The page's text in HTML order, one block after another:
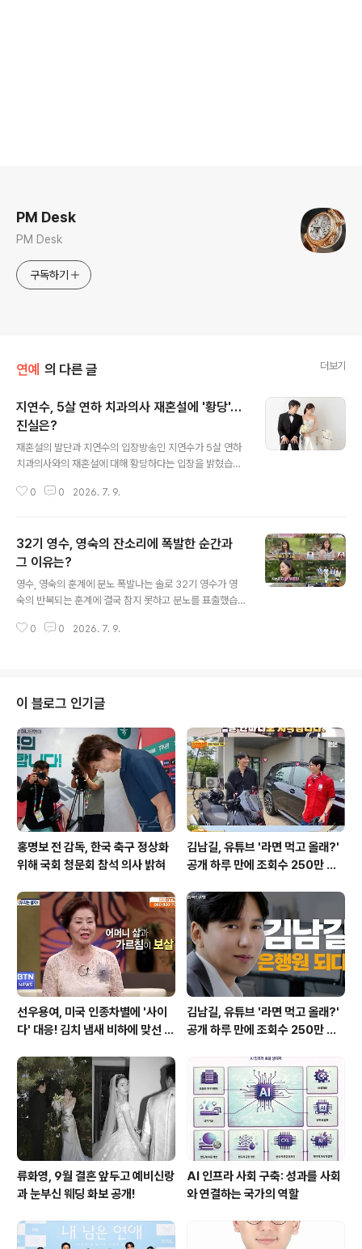
PM Desk
PM Desk
구독하기
연예 의 다른 글 더보기
지연수, 5살 연하 치과의사 재혼설에 '황당'…
진실은?
재혼설의 발단과 지연수의 입장방송인 지연수가 5살 연하
치과의사와의 재혼설에 대해 황당하다는 입장을 밝혔습니
질문하자, 지연수는 직접 보지도 못한 사람과 결혼할 수 있
거 결혼 생활과 현재 상황지연수는 지난 2014년 11세 연
하인 그룹 유키스 출신 일라이와 결혼하여 슬하에 아들을
두었으나, 2020년 파경을 맞이했습니다. 현재 아들은 지
연수가 양육하고 있는 것으로 알려졌습니다. 한편, 지연수
습니다. 이러한 배경 속에서 지연수를 둘러싼 재혼설이 제
0 0 2026. 7. 9.
32기 영수, 영숙의 잔소리에 폭발한 순간과
그 이유는?
영수, 영숙의 훈계에 분노 폭발나는 솔로 32기 영수가 영
숙의 반복되는 훈계에 결국 참지 못하고 분노를 표출했습
지만, 영수는 랜덤 데이트 중 반주를 하며 저녁을 먹었습니
것에 대해 서운함을 토로했습니다. 영수는 시점에 대한 확
인이 부족했다고 해명했지만, 영숙은 중요한 날 술 없이 대
화하자는 자신의 요청을 영수가 전혀 신경 쓰지 않았다고
지적했습니다. 결국 터져 나온 영수의 속마음반복되는 영
숙의 잔소리에 영수의 표정은 점점 굳어졌습니다. 결국 영
수는 자신이 그렇게 큰 잘못을 저지..
0 0 2026. 7. 9.
이 블로그 인기글
홍명보 전 감독, 한국 축구 정상화
위해 국회 청문회 참석 의사 밝혀
김남길, 유튜브 '라면 먹고 올래?'
공개 하루 만에 조회수 250만 돌
선우용여, 미국 인종차별에 '사이
다' 대응! 김치 냄새 비하에 맞선 통
김남길, 유튜브 '라면 먹고 올래?'
공개 하루 만에 조회수 250만 돌
류화영, 9월 결혼 앞두고 예비신랑
과 눈부신 웨딩 화보 공개!
AI 인프라 사회 구축: 성과를 사회
와 연결하는 국가의 역할